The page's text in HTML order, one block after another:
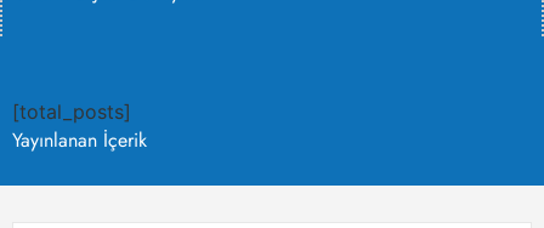
[total_posts]
Yayınlanan İçerik